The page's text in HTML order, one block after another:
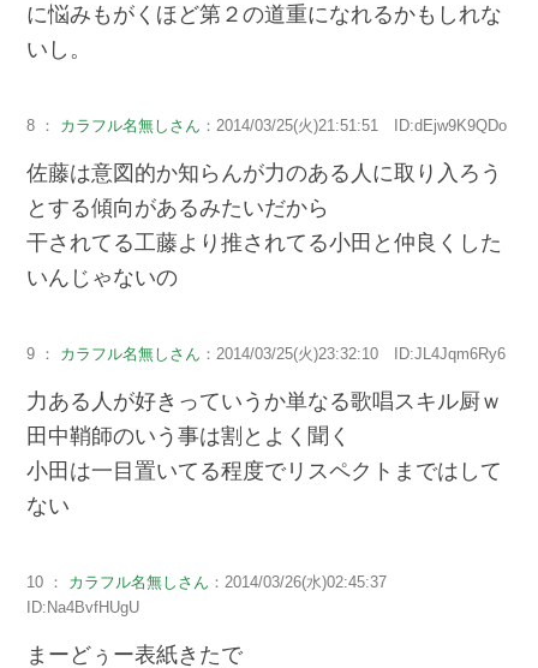
に悩みもがくほど第２の道重になれるかもしれな
いし。
8 ： カラフル名無しさん ：2014/03/25(火)21:51:51 ID:dEjw9K9QDo
佐藤は意図的か知らんが力のある人に取り入ろう
とする傾向があるみたいだから
干されてる工藤より推されてる小田と仲良くした
いんじゃないの
9 ： カラフル名無しさん ：2014/03/25(火)23:32:10 ID:JL4Jqm6Ry6
力ある人が好きっていうか単なる歌唱スキル厨ｗ
田中鞘師のいう事は割とよく聞く
小田は一目置いてる程度でリスペクトまではして
ない
10 ： カラフル名無しさん ：2014/03/26(水)02:45:37
ID:Na4BvfHUgU
まーどぅー表紙きたで